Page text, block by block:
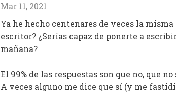
Mar 11, 2021
Ya he hecho centenares de veces la
escritor? ¿Serías capaz de ponerte a
mañana?
El 99% de las respuestas son que no, que
A veces alguno me dice que sí (y me